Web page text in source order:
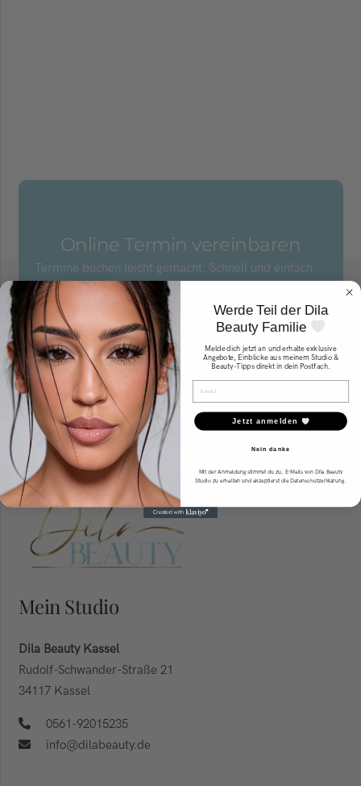
Online Termin vereinbaren
Termine buchen leicht gemacht. Schnell und einfach
Termine finden und buchen.
ONLINE TERMIN VEREINBAREN
Mein Studio
Dila Beauty Kassel
Rudolf-Schwander-Straße 21
34117 Kassel
0561-92015235
info@dilabeauty.de
Werde Teil der Dila
Beauty Familie
Melde dich jetzt an und erhalte exklusive
Angebote, Einblicke aus meinem Studio &
Beauty-Tipps direkt in dein Postfach.
Jetzt anmelden
Nein danke
Mit der Anmeldung stimmst du zu, E-Mails von Dila Beauty
Studio zu erhalten und akzeptierst die Datenschutzerklärung.